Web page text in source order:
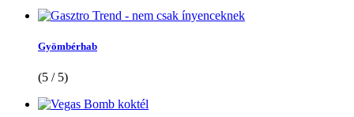
Gyömbérhab
(5 / 5)